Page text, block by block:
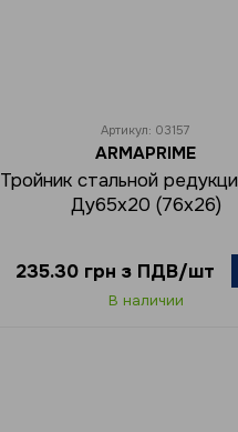
Артикул: 03157
ARMAPRIME
Тройник стальной
Ду65x20 (76х26)
235.30 грн з ПДВ/шт
В наличии